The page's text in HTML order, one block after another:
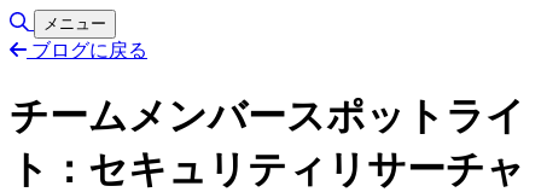
検索の切り替え
メニュー
ブログに戻る
チームメンバースポットライ
ト：セキュリティリサーチャ